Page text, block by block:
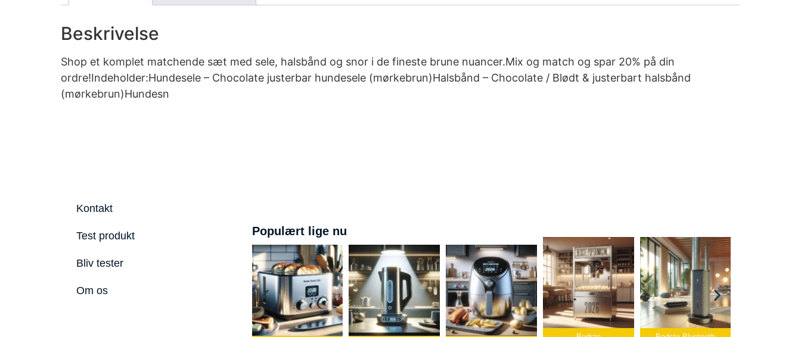
Beskrivelse
Shop et komplet matchende sæt med sele, halsbånd og snor i de fineste brune nuancer.Mix og match og spar 20% på din
ordre!Indeholder:Hundesele – Chocolate justerbar hundesele (mørkebrun)Halsbånd – Chocolate / Blødt & justerbart halsbånd
(mørkebrun)Hundesn
Kontakt
Test produkt
Bliv tester
Om os
Populært lige nu